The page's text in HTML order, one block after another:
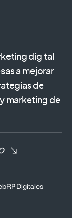
digital
a mejorar
de
marketing de
RP Digitales